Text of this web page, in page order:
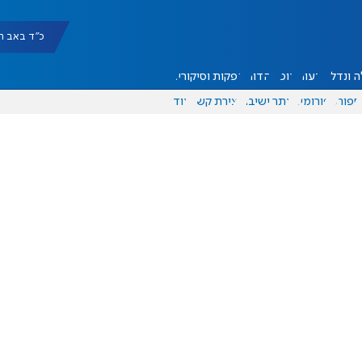
כ"ד באב תשפ"ו
ונדל"ן דעות אוכל יהדות הפקות וסיקורים
ספורט פורומים אתר ישיבה יצירת קשר עוד